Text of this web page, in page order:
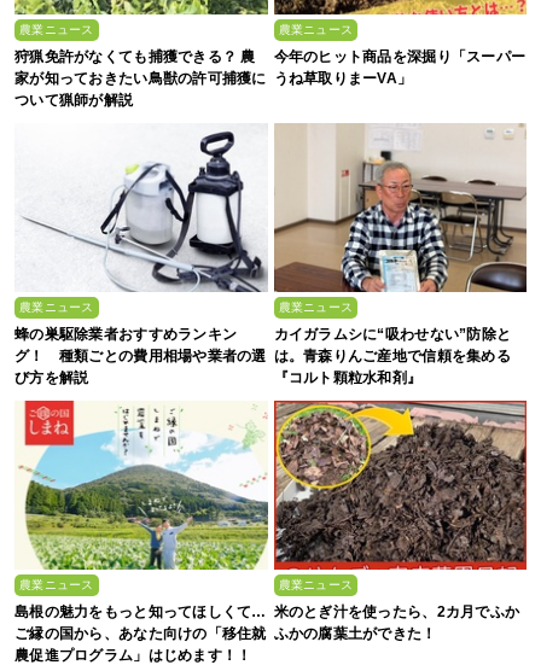
農業ニュース
狩猟免許がなくても捕獲できる？ 農
家が知っておきたい鳥獣の許可捕獲に
ついて猟師が解説
農業ニュース
今年のヒット商品を深掘り「スーパー
うね草取りまーVA」
農業ニュース
蜂の巣駆除業者おすすめランキン
グ！ 種類ごとの費用相場や業者の選
び方を解説
農業ニュース
カイガラムシに“吸わせない”防除と
は。青森りんご産地で信頼を集める
『コルト顆粒水和剤』
農業ニュース
島根の魅力をもっと知ってほしくて…
ご縁の国から、あなた向けの「移住就
農促進プログラム」はじめます！！
農業ニュース
米のとぎ汁を使ったら、2カ月でふか
ふかの腐葉土ができた！